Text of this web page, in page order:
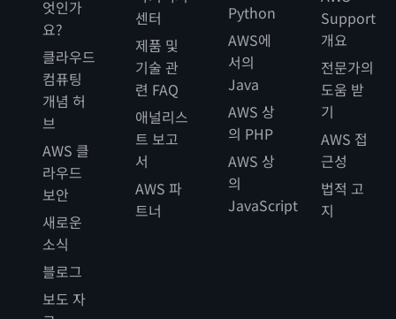
엇인가
요?
클라우드
컴퓨팅
개념 허
브
AWS 클
라우드
보안
새로운
소식
블로그
보도 자
센터
제품 및
기술 관
련 FAQ
애널리스
트 보고
서
AWS 파
트너
Python
AWS에
서의
Java
AWS 상
의 PHP
AWS 상
의
JavaScript
Support
개요
전문가의
도움 받
기
AWS 접
근성
법적 고
지